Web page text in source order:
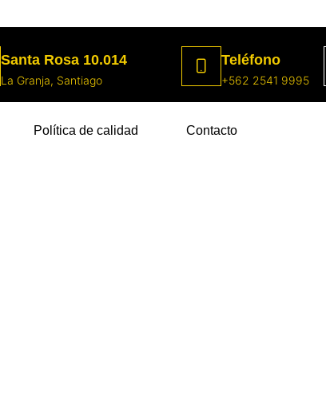
Santa Rosa 10.014
La Granja, Santiago
Teléfono
+562 2541 9995
Política de calidad Contacto